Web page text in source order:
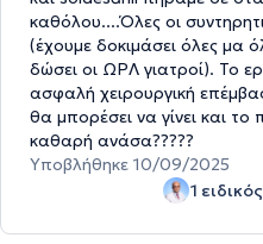
καθόλου....Όλες οι
(έχουμε δοκιμάσει όλες μα
δώσει οι ΩΡΛ γιατροί). Το
ασφαλή χειρουργική
θα μπορέσει να γίνει και το
καθαρή ανάσα?????
Υποβλήθηκε 10/09/2025
1